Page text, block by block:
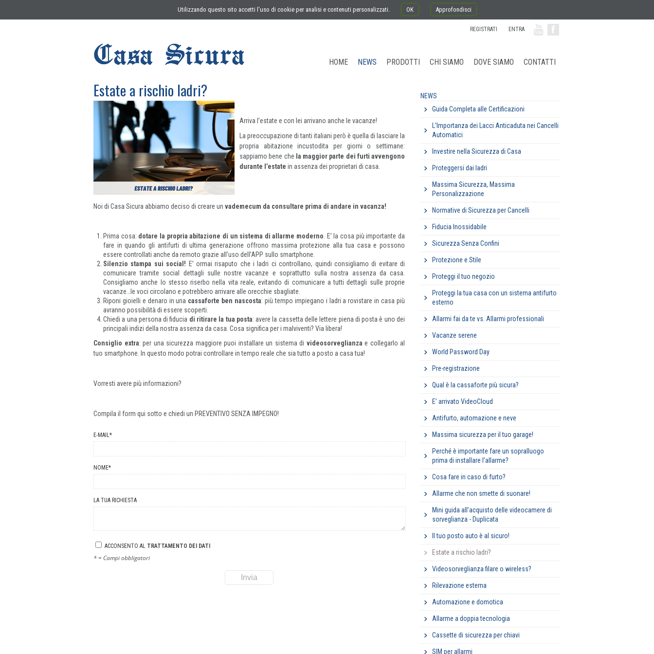
Utilizzando questo sito accetti l’uso di cookie per analisi e contenuti personalizzati. OK Approfondisci
ENTRA
REGISTRATI
HOME NEWS PRODOTTI CHI SIAMO DOVE SIAMO CONTATTI
Estate a rischio ladri?
Arriva l’estate e con lei arrivano anche le vacanze!
La preoccupazione di tanti italiani però è quella di lasciare la
propria abitazione incustodita per giorni o settimane:
sappiamo bene che la maggior parte dei furti avvengono
durante l’estate in assenza dei proprietari di casa.
Noi di Casa Sicura abbiamo deciso di creare un vademecum da consultare prima di andare in vacanza!
Prima cosa: dotare la propria abitazione di un sistema di allarme moderno . E’ la cosa più importante da
fare in quando gli antifurti di ultima generazione offrono massima protezione alla tua casa e possono
essere controllati anche da remoto grazie all’uso dell’APP sullo smartphone.
Silenzio stampa sui social! E’ ormai risaputo che i ladri ci controllano, quindi consigliamo di evitare di
comunicare tramite social dettagli sulle nostre vacanze e soprattutto sulla nostra assenza da casa.
Consigliamo anche lo stesso riserbo nella vita reale, evitando di comunicare a tutti dettagli sulle proprie
vacanze…le voci circolano e potrebbero arrivare alle orecchie sbagliate.
Riponi gioielli e denaro in una cassaforte ben nascosta: più tempo impiegano i ladri a rovistare in casa più
avranno possibilità di essere scoperti.
Chiedi a una persona di fiducia di ritirare la tua posta: avere la cassetta delle lettere piena di posta è uno dei
principali indizi della nostra assenza da casa. Cosa significa per i malviventi? Via libera!
Consiglio extra: per una sicurezza maggiore puoi installare un sistema di videosorveglianza e collegarlo al
tuo smartphone. In questo modo potrai controllare in tempo reale che sia tutto a posto a casa tua!
Vorresti avere più informazioni?
Compila il form qui sotto e chiedi un PREVENTIVO SENZA IMPEGNO!
E-MAIL*
NOME*
LA TUA RICHIESTA
ACCONSENTO AL TRATTAMENTO DEI DATI
* = Campi obbligatori
NEWS
Guida Completa alle Certificazioni
L'Importanza dei Lacci Anticaduta nei Cancelli
Automatici
Investire nella Sicurezza di Casa
Proteggersi dai ladri
Massima Sicurezza, Massima
Personalizzazione
Normative di Sicurezza per Cancelli
Fiducia Inossidabile
Sicurezza Senza Confini
Protezione e Stile
Proteggi il tuo negozio
Proteggi la tua casa con un sistema antifurto
esterno
Allarmi fai da te vs. Allarmi professionali
Vacanze serene
World Password Day
Pre-registrazione
Qual è la cassaforte più sicura?
E’ arrivato VideoCloud
Antifurto, automazione e neve
Massima sicurezza per il tuo garage!
Perché è importante fare un sopralluogo
prima di installare l’allarme?
Cosa fare in caso di furto?
Allarme che non smette di suonare!
Mini guida all’acquisto delle videocamere di
sorveglianza - Duplicata
Il tuo posto auto è al sicuro!
Estate a rischio ladri?
Videosorveglianza filare o wireless?
Rilevazione esterna
Automazione e domotica
Allarme a doppia tecnologia
Cassette di sicurezza per chiavi
SIM per allarmi